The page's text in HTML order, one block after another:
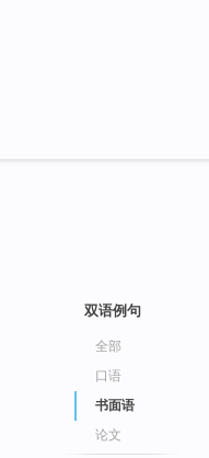
双语例句
全部
口语
书面语
论文